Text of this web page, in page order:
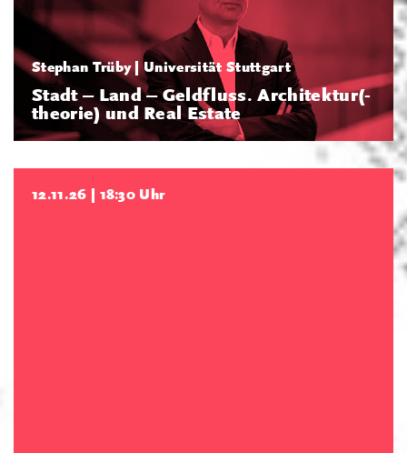
Stephan Trüby | Universität Stuttgart
Stadt – Land – Geldfluss. Architektur(-
theorie) und Real Estate
12.11.26 | 18:30 Uhr